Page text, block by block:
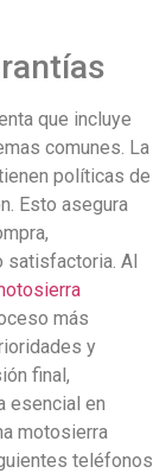
que incluye
comunes. La
políticas de
Esto asegura
satisfactoria. Al
más
y
final,
esencial en
motosierra
teléfonos